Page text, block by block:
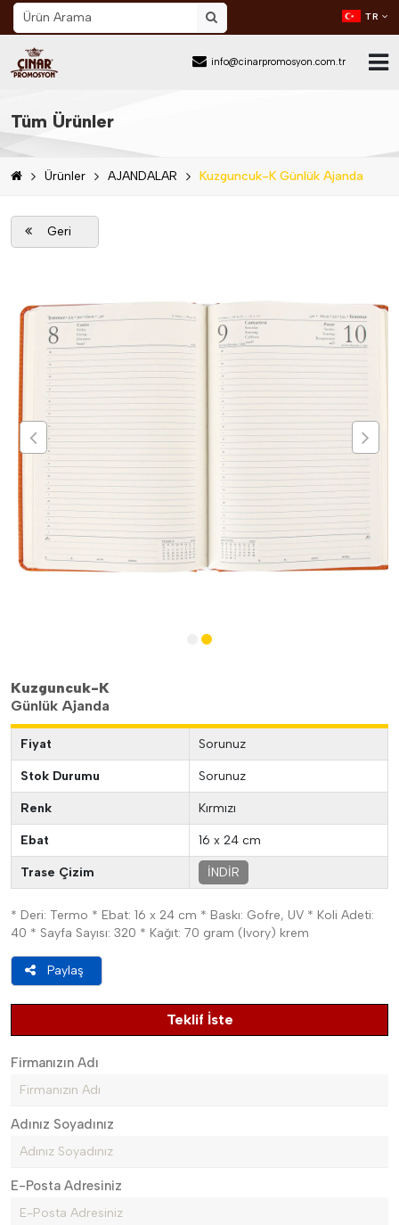
info@cinarpromosyon.com.tr
TR
Ana Sayfa
Hakkımızda
Sektör
Ürünler
Blog
İletişim
Tüm Ürünler
Ürünler AJANDALAR Kuzguncuk-K Günlük Ajanda
Geri
Kuzguncuk-K
Günlük Ajanda
Fiyat Sorunuz
Stok Durumu Sorunuz
Renk Kırmızı
Ebat 16 x 24 cm
Trase Çizim İNDİR
* Deri: Termo * Ebat: 16 x 24 cm * Baskı: Gofre, UV * Koli Adeti:
40 * Sayfa Sayısı: 320 * Kağıt: 70 gram (Ivory) krem
Paylaş
Teklif İste
Firmanızın Adı
Adınız Soyadınız
E-Posta Adresiniz